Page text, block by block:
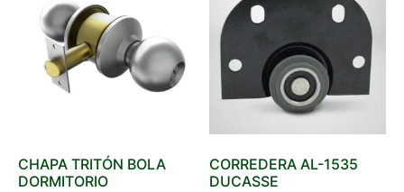
CHAPA TRITÓN BOLA
DORMITORIO
CORREDERA AL-1535
DUCASSE